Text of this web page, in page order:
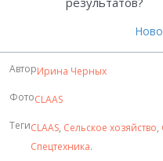
АвторИрина Черных
ФотоCLAAS
ТегиCLAAS, Сельское хозяйство,
Спецтехника.